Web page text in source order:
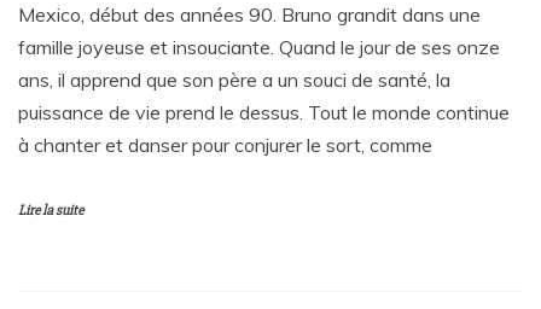
Mexico, début des années 90. Bruno grandit dans une
famille joyeuse et insouciante. Quand le jour de ses onze
ans, il apprend que son père a un souci de santé, la
puissance de vie prend le dessus. Tout le monde continue
à chanter et danser pour conjurer le sort, comme
Lire la suite